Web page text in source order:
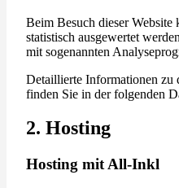
Beim Besuch dieser Website
statistisch ausgewertet
mit sogenannten
Detaillierte Informationen zu
finden Sie in der folgenden
2. Hosting
Hosting mit All-Inkl